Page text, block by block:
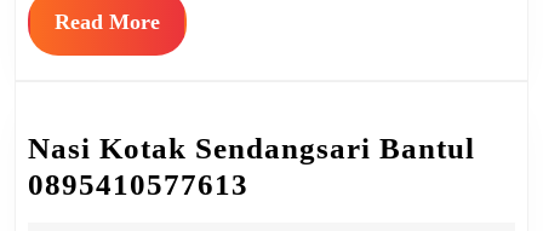
Read MoreRead
More
Nasi Kotak Sendangsari Bantul
0895410577613